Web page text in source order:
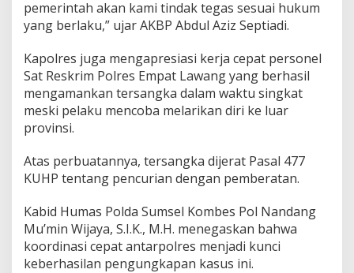
pemerintah akan kami tindak tegas sesuai hukum
yang berlaku,” ujar AKBP Abdul Aziz Septiadi.
Kapolres juga mengapresiasi kerja cepat personel
Sat Reskrim Polres Empat Lawang yang berhasil
mengamankan tersangka dalam waktu singkat
meski pelaku mencoba melarikan diri ke luar
provinsi.
Atas perbuatannya, tersangka dijerat Pasal 477
KUHP tentang pencurian dengan pemberatan.
Kabid Humas Polda Sumsel Kombes Pol Nandang
Mu’min Wijaya, S.I.K., M.H. menegaskan bahwa
koordinasi cepat antarpolres menjadi kunci
keberhasilan pengungkapan kasus ini.